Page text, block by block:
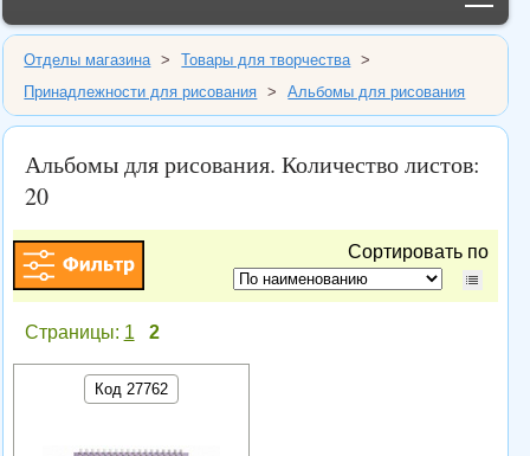
Отделы магазина > Товары для творчества
>
Принадлежности для рисования
> Альбомы для рисования
Альбомы для рисования. Количество листов:
20
Сортировать по
Страницы: 1 2
Код 27762